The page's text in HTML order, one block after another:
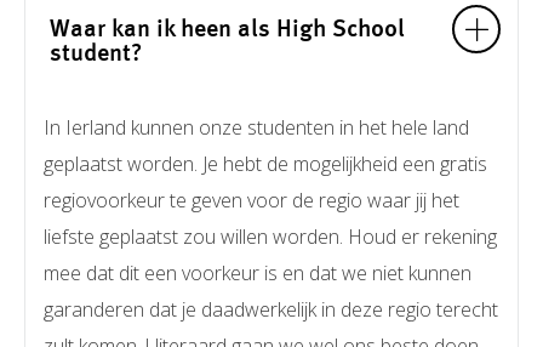
Waar kan ik heen als High School
student?
In Ierland kunnen onze studenten in het hele land
geplaatst worden. Je hebt de mogelijkheid een gratis
regiovoorkeur te geven voor de regio waar jij het
liefste geplaatst zou willen worden. Houd er rekening
mee dat dit een voorkeur is en dat we niet kunnen
garanderen dat je daadwerkelijk in deze regio terecht